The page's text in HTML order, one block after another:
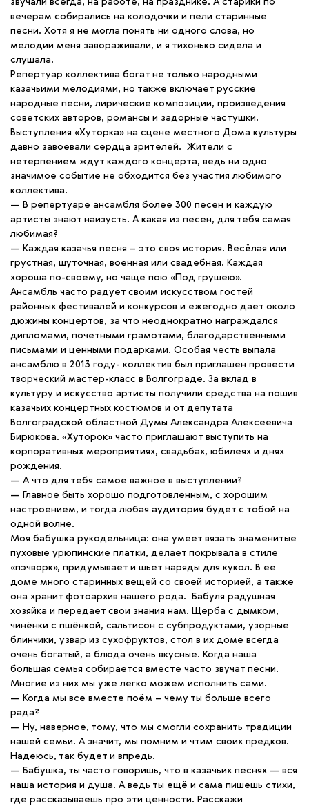
вечерам собирались на колодочки и пели старинные
песни. Хотя я не могла понять ни одного слова, но
мелодии меня завораживали, и я тихонько сидела и
слушала.
Репертуар коллектива богат не только народными
казачьими мелодиями, но также включает русские
народные песни, лирические композиции, произведения
советских авторов, романсы и задорные частушки.
Выступления «Хуторка» на сцене местного Дома культуры
давно завоевали сердца зрителей. Жители с
нетерпением ждут каждого концерта, ведь ни одно
значимое событие не обходится без участия любимого
коллектива.
— В репертуаре ансамбля более 300 песен и каждую
артисты знают наизусть. А какая из песен, для тебя самая
любимая?
— Каждая казачья песня – это своя история. Весёлая или
грустная, шуточная, военная или свадебная. Каждая
хороша по-своему, но чаще пою «Под грушею».
Ансамбль часто радует своим искусством гостей
районных фестивалей и конкурсов и ежегодно дает около
дюжины концертов, за что неоднократно награждался
дипломами, почетными грамотами, благодарственными
письмами и ценными подарками. Особая честь выпала
ансамблю в 2013 году- коллектив был приглашен провести
творческий мастер-класс в Волгограде. За вклад в
культуру и искусство артисты получили средства на пошив
казачьих концертных костюмов и от депутата
Волгоградской областной Думы Александра Алексеевича
Бирюкова. «Хуторок» часто приглашают выступить на
корпоративных мероприятиях, свадьбах, юбилеях и днях
рождения.
— А что для тебя самое важное в выступлении?
— Главное быть хорошо подготовленным, с хорошим
настроением, и тогда любая аудитория будет с тобой на
одной волне.
Моя бабушка рукодельница: она умеет вязать знаменитые
пуховые урюпинские платки, делает покрывала в стиле
«пэчворк», придумывает и шьет наряды для кукол. В ее
доме много старинных вещей со своей историей, а также
она хранит фотоархив нашего рода. Бабуля радушная
хозяйка и передает свои знания нам. Щерба с дымком,
чинёнки с пшёнкой, сальтисон с субпродуктами, узорные
блинчики, узвар из сухофруктов, стол в их доме всегда
очень богатый, а блюда очень вкусные. Когда наша
большая семья собирается вместе часто звучат песни.
Многие из них мы уже легко можем исполнить сами.
— Когда мы все вместе поём – чему ты больше всего
рада?
— Ну, наверное, тому, что мы смогли сохранить традиции
нашей семьи. А значит, мы помним и чтим своих предков.
Надеюсь, так будет и впредь.
— Бабушка, ты часто говоришь, что в казачьих песнях — вся
наша история и душа. А ведь ты ещё и сама пишешь стихи,
где рассказываешь про эти ценности. Расскажи